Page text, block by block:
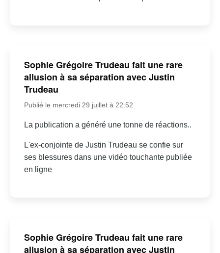
Sophie Grégoire Trudeau fait une rare
allusion à sa séparation avec Justin
Trudeau
Publié le mercredi 29 juillet à 22:52
La publication a généré une tonne de réactions..
L'ex-conjointe de Justin Trudeau se confie sur
ses blessures dans une vidéo touchante publiée
en ligne
Sophie Grégoire Trudeau fait une rare
allusion à sa séparation avec Justin